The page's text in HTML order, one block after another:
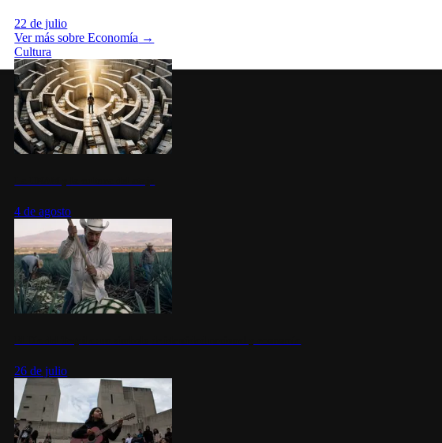
22 de julio
Ver más sobreEconomía →
Cultura
4 de agosto
26 de julio